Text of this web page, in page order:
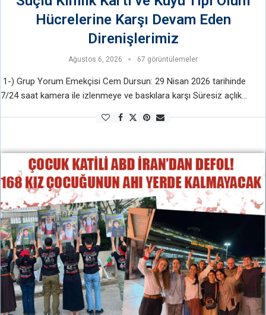
Hücrelerine Karşı Devam Eden
Direnişlerimiz
Ağustos 6, 2026 67 görüntülemeler
1-) Grup Yorum Emekçisi Cem Dursun: 29 Nisan 2026 tarihinde
7/24 saat kamera ile izlenmeye ve baskılara karşı Süresiz açlık